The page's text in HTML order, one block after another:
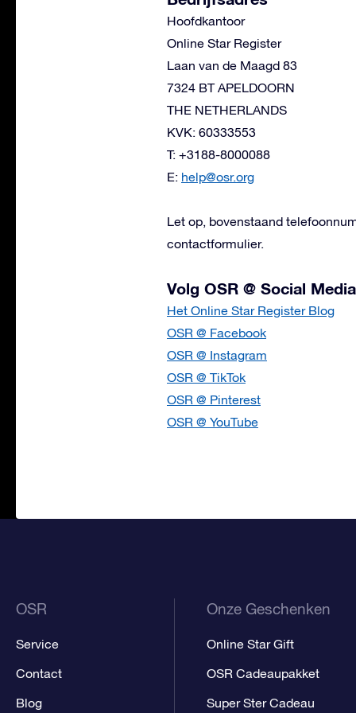
Hoofdkantoor
Online Star Register
Laan van de Maagd 83
7324 BT APELDOORN
THE NETHERLANDS
KVK: 60333553
T: +3188-8000088
E: help@osr.org
Let op, bovenstaand
contactformulier.
Volg OSR @ Social Media
Het Online Star Register Blog
OSR @ Facebook
OSR @ Instagram
OSR @ TikTok
OSR @ Pinterest
OSR @ YouTube
OSR
Service
Contact
Blog
Onze Geschenken
Online Star Gift
OSR Cadeaupakket
Super Ster Cadeau